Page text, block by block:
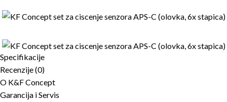
Specifikacije
Recenzije (0)
O K&F Concept
Garancija i Servis